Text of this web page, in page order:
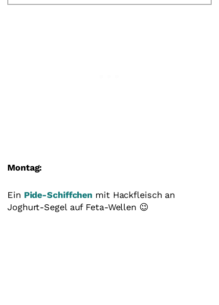
Montag:
Ein Pide-Schiffchen mit Hackfleisch an
Joghurt-Segel auf Feta-Wellen 😉